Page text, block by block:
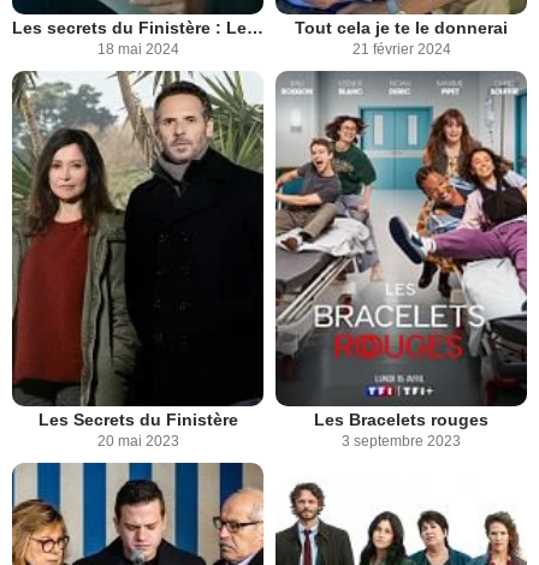
Les secrets du Finistère : Le Chant des sirènes
18 mai 2024
Tout cela je te le donnerai
21 février 2024
Les Secrets du Finistère
20 mai 2023
Les Bracelets rouges
3 septembre 2023